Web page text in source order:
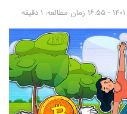
زمان مطالعه: ۱ دقیقه